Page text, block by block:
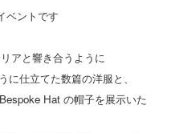
ベントです
アと響き合うように
仕立てた数篇の洋服と、
Hat の帽子を展示いた